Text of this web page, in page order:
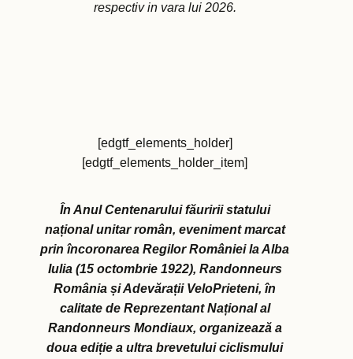
respectiv in vara lui 2026.
[edgtf_elements_holder]
[edgtf_elements_holder_item]
În Anul Centenarului făuririi statului
național unitar român, eveniment marcat
prin încoronarea Regilor României la Alba
Iulia (15 octombrie 1922), Randonneurs
România și Adevărații VeloPrieteni, în
calitate de Reprezentant Național al
Randonneurs Mondiaux, organizează a
doua ediție a ultra brevetului ciclismului